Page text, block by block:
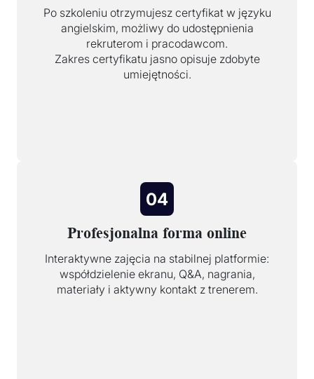
Po szkoleniu otrzymujesz certyfikat w języku
angielskim, możliwy do udostępnienia
rekruterom i pracodawcom.
Zakres certyfikatu jasno opisuje zdobyte
umiejętności.
04
Profesjonalna forma online
Interaktywne zajęcia na stabilnej platformie:
współdzielenie ekranu, Q&A, nagrania,
materiały i aktywny kontakt z trenerem.